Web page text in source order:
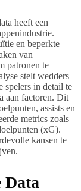
heeft een
en beperkte
van
patronen te
stelt wedders
spelers in detail te
aan factoren. Dit
assists en
metrics zoals
(xG).
kansen te
Data